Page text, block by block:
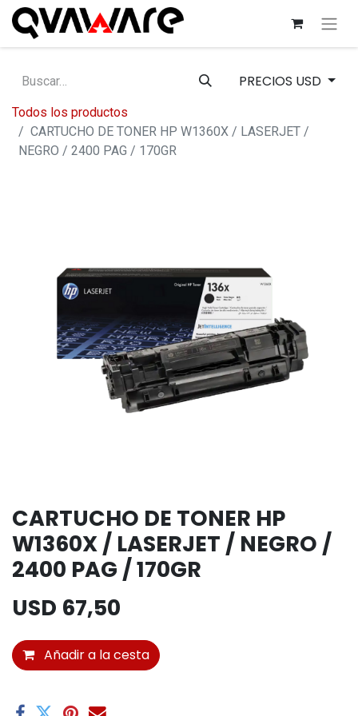
PRECIOS USD
Todos los productos
CARTUCHO DE TONER HP W1360X / LASERJET /
NEGRO / 2400 PAG / 170GR
CARTUCHO DE TONER HP
W1360X / LASERJET / NEGRO /
2400 PAG / 170GR
USD 67,50
Añadir a la cesta